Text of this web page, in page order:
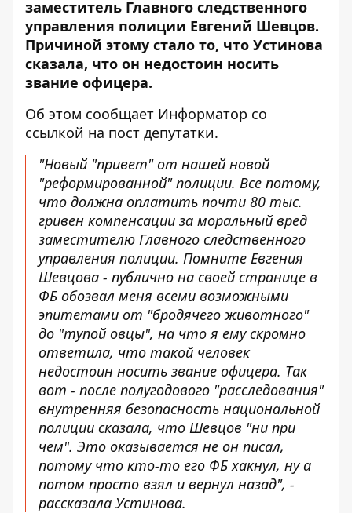
заместитель Главного следственного
управления полиции Евгений Шевцов.
Причиной этому стало то, что Устинова
сказала, что он недостоин носить
звание офицера.
Об этом сообщает Информатор со
ссылкой на пост депутатки.
"Новый "привет" от нашей новой
"реформированной" полиции. Все потому,
что должна оплатить почти 80 тыс.
гривен компенсации за моральный вред
заместителю Главного следственного
управления полиции. Помните Евгения
Шевцова - публично на своей странице в
ФБ обозвал меня всеми возможными
эпитетами от "бродячего животного"
до "тупой овцы", на что я ему скромно
ответила, что такой человек
недостоин носить звание офицера. Так
вот - после полугодового "расследования"
внутренняя безопасность национальной
полиции сказала, что Шевцов "ни при
чем". Это оказывается не он писал,
потому что кто-то его ФБ хакнул, ну а
потом просто взял и вернул назад", -
рассказала Устинова.